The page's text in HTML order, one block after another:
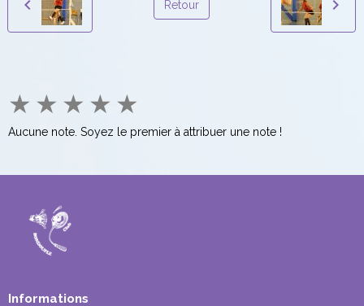
Retour
★ ★ ★ ★ ★
Aucune note. Soyez le premier à attribuer une note !
Informations